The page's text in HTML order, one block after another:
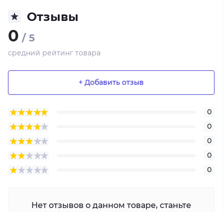
Отзывы
0 / 5
средний рейтинг товара
+ Добавить отзыв
0
0
0
0
0
Нет отзывов о данном товаре, станьте